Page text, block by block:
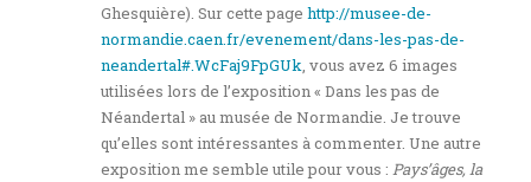
Ghesquière). Sur cette page http://musee-de-
normandie.caen.fr/evenement/dans-les-pas-de-
neandertal#.WcFaj9FpGUk, vous avez 6 images
utilisées lors de l’exposition « Dans les pas de
Néandertal » au musée de Normandie. Je trouve
qu’elles sont intéressantes à commenter. Une autre
exposition me semble utile pour vous : Pays’âges, la